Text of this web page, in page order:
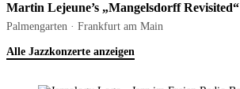
Martin Lejeune’s „Mangelsdorff Revisited“
Palmengarten · Frankfurt am Main
Alle Jazzkonzerte anzeigen